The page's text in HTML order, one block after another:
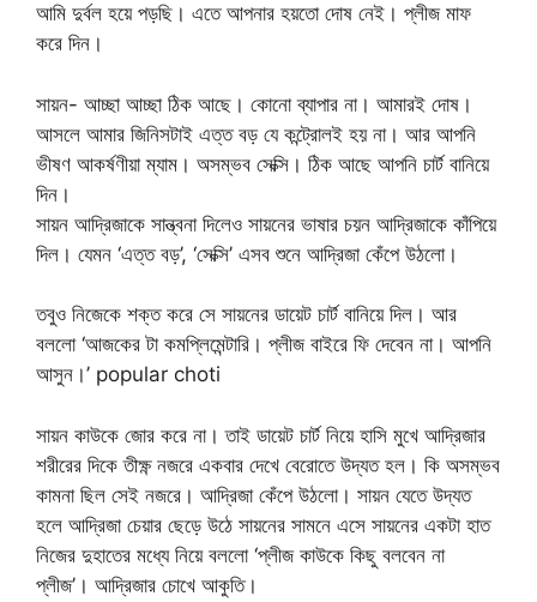
আমি দুর্বল হয়ে পড়ছি। এতে আপনার হয়তো দোষ নেই। প্লীজ মাফ
করে দিন।
সায়ন- আচ্ছা আচ্ছা ঠিক আছে। কোনো ব্যাপার না। আমারই দোষ।
আসলে আমার জিনিসটাই এত্ত বড় যে কন্ট্রোলই হয় না। আর আপনি
ভীষণ আকর্ষণীয়া ম্যাম। অসম্ভব সেক্সি। ঠিক আছে আপনি চার্ট বানিয়ে
দিন।
সায়ন আদ্রিজাকে সান্ত্বনা দিলেও সায়নের ভাষার চয়ন আদ্রিজাকে কাঁপিয়ে
দিল। যেমন ‘এত্ত বড়’, ‘সেক্সি’ এসব শুনে আদ্রিজা কেঁপে উঠলো।
তবুও নিজেকে শক্ত করে সে সায়নের ডায়েট চার্ট বানিয়ে দিল। আর
বললো ‘আজকের টা কমপ্লিমেন্টারি। প্লীজ বাইরে ফি দেবেন না। আপনি
আসুন।’ popular choti
সায়ন কাউকে জোর করে না। তাই ডায়েট চার্ট নিয়ে হাসি মুখে আদ্রিজার
শরীরের দিকে তীক্ষ্ণ নজরে একবার দেখে বেরোতে উদ্যত হল। কি অসম্ভব
কামনা ছিল সেই নজরে। আদ্রিজা কেঁপে উঠলো। সায়ন যেতে উদ্যত
হলে আদ্রিজা চেয়ার ছেড়ে উঠে সায়নের সামনে এসে সায়নের একটা হাত
নিজের দুহাতের মধ্যে নিয়ে বললো ‘প্লীজ কাউকে কিছু বলবেন না
প্লীজ’। আদ্রিজার চোখে আকুতি।